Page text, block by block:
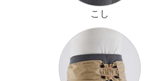
こし